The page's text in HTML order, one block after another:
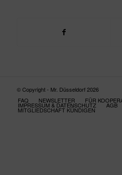
© Copyright - Mr. Düsseldorf 2026
FAQ
NEWSLETTER FÜR
IMPRESSUM & DATENSCHUTZ AGB
MITGLIEDSCHAFT KÜNDIGEN